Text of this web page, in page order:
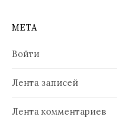
МЕТА
Войти
Лента записей
Лента комментариев